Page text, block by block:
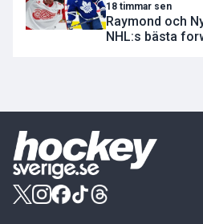
18 timmar sen
Raymond och
NHL:s bästa